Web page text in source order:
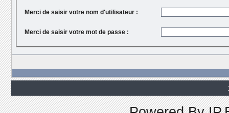
Merci de saisir votre nom d'utilisateur :
Merci de saisir votre mot de passe :